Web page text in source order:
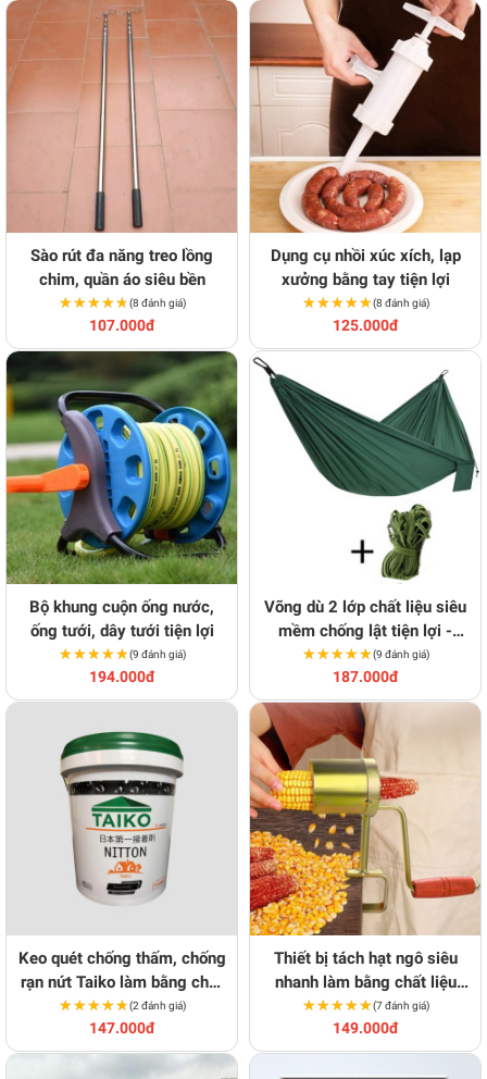
Sào rút đa năng treo lồng
chim, quần áo siêu bền
★★★★★
★★★★★(8 đánh giá)
107.000đ
Dụng cụ nhồi xúc xích, lạp
xưởng bằng tay tiện lợi
★★★★★
★★★★★(8 đánh giá)
125.000đ
Bộ khung cuộn ống nước,
ống tưới, dây tưới tiện lợi
★★★★★
★★★★★(9 đánh giá)
194.000đ
Võng dù 2 lớp chất liệu siêu
mềm chống lật tiện lợi -
Tặng kèm dây
★★★★★
★★★★★(9 đánh giá)
187.000đ
Keo quét chống thấm, chống
rạn nứt Taiko làm bằng chất
lượng cực tốt
★★★★★
★★★★★(2 đánh giá)
147.000đ
Thiết bị tách hạt ngô siêu
nhanh làm bằng chất liệu
không gỉ cực tốt
★★★★★
★★★★★(7 đánh giá)
149.000đ